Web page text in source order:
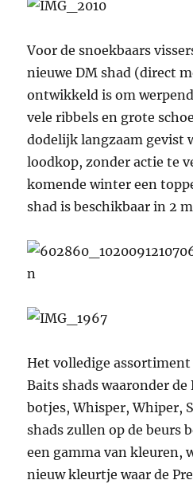
Voor de snoekbaars
nieuwe DM shad (direct
ontwikkeld is om
vele ribbels en grote
dodelijk langzaam gevist
loodkop, zonder actie te
komende winter een
shad is beschikbaar in 2
Het volledige
Baits shads waaronder de
botjes, Whisper, Whiper,
shads zullen op de beurs
een gamma van kleuren,
nieuw kleurtje waar de